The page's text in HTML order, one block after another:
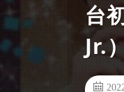
台
Jr.